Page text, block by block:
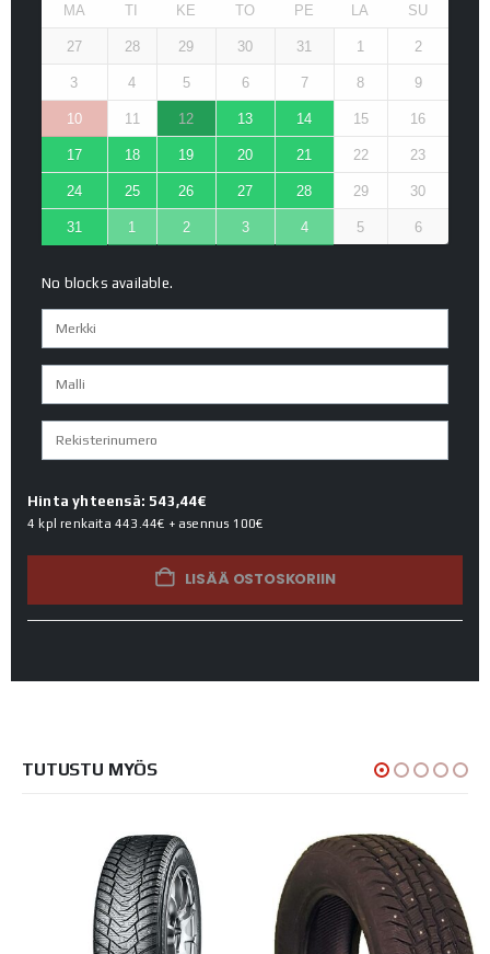
MA TI KE TO PE LA SU
27 28 29 30 31 1 2
3 4 5 6 7 8 9
10 11 12 13 14 15 16
17 18 19 20 21 22 23
24 25 26 27 28 29 30
31 1 2 3 4 5 6
No blocks available.
Hinta yhteensä: 543,44€
4 kpl renkaita 443.44€ + asennus 100€
LISÄÄ OSTOSKORIIN
TUTUSTU MYÖS